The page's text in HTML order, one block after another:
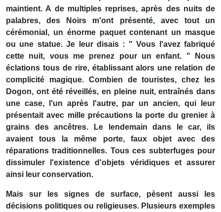
maintient. A de multiples reprises, après des nuits de
palabres, des Noirs m'ont présenté, avec tout un
cérémonial, un énorme paquet contenant un masque
ou une statue. Je leur disais : " Vous l'avez fabriqué
cette nuit, vous me prenez pour un enfant. " Nous
éclations tous de rire, établissant alors une relation de
complicité magique. Combien de touristes, chez les
Dogon, ont été réveillés, en pleine nuit, entraînés dans
une case, l'un après l'autre, par un ancien, qui leur
présentait avec mille précautions la porte du grenier à
grains des ancêtres. Le lendemain dans le car, ils
avaient tous la même porte, faux objet avec des
réparations traditionnelles. Tous ces subterfuges pour
dissimuler l'existence d'objets véridiques et assurer
ainsi leur conservation.
Mais sur les signes de surface, pèsent aussi les
décisions politiques ou religieuses. Plusieurs exemples